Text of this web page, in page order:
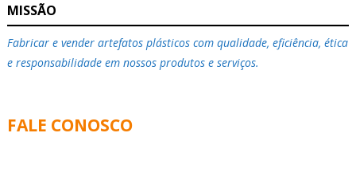
MISSÃO
Fabricar e vender artefatos plásticos com qualidade, eficiência, ética
e responsabilidade em nossos produtos e serviços.
FALE CONOSCO